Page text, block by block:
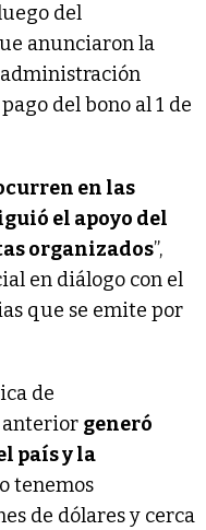
del
anunciaron la
administración
del bono al 1 de
en las
el apoyo del
organizados”,
en diálogo con el
que se emite por
de
anterior generó
país y la
tenemos
de dólares y cerca